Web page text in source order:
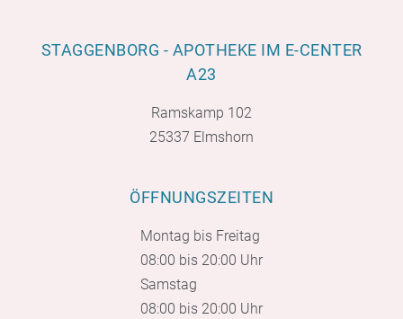
STAGGENBORG - APOTHEKE IM E-CENTER
A23
Ramskamp 102
25337 Elmshorn
ÖFFNUNGSZEITEN
Montag bis Freitag
08:00 bis 20:00 Uhr
Samstag
08:00 bis 20:00 Uhr